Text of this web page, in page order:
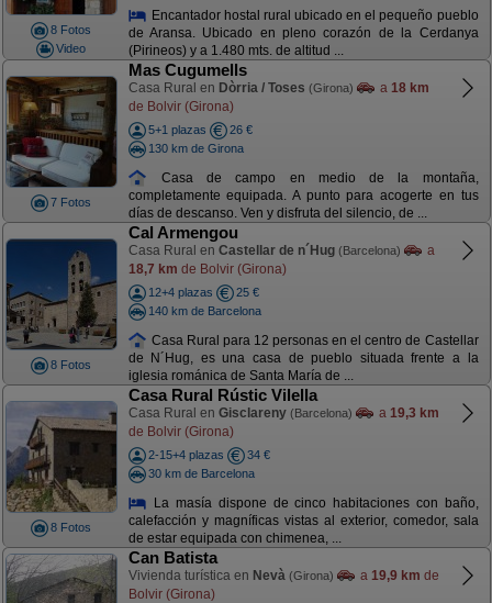
8 Fotos
Video
Encantador hostal rural ubicado en el pequeño pueblo
de Aransa. Ubicado en pleno corazón de la Cerdanya
(Pirineos) y a 1.480 mts. de altitud ...
7 Fotos
Mas Cugumells
Casa Rural en Dòrria / Toses (Girona) a 18 km
de Bolvir (Girona)
5+1 plazas
26 €
130 km de Girona
Casa de campo en medio de la montaña,
completamente equipada. A punto para acogerte en tus
días de descanso. Ven y disfruta del silencio, de ...
8 Fotos
Cal Armengou
Casa Rural en Castellar de n´Hug (Barcelona)
a
18,7 km de Bolvir (Girona)
12+4 plazas
25 €
140 km de Barcelona
Casa Rural para 12 personas en el centro de Castellar
de N´Hug, es una casa de pueblo situada frente a la
iglesia románica de Santa María de ...
8 Fotos
Casa Rural Rústic Vilella
Casa Rural en Gisclareny (Barcelona) a 19,3 km
de Bolvir (Girona)
2-15+4 plazas
34 €
30 km de Barcelona
La masía dispone de cinco habitaciones con baño,
calefacción y magníficas vistas al exterior, comedor, sala
de estar equipada con chimenea, ...
Can Batista
Vivienda turística en Nevà (Girona) a 19,9 km de
Bolvir (Girona)